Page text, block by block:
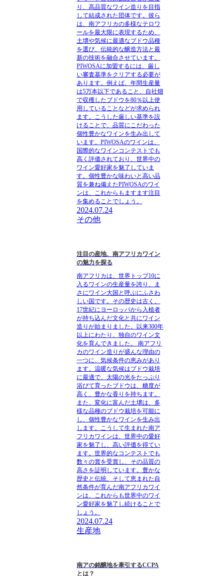
り、高品質なワイン造りを目指
して結成された団体です。彼ら
は、南アフリカの多様なテロワ
ールを最大限に表現するため、
土壌や気候に最適なブドウ品種
を選び、伝統的な醸造方法と最
新の技術を融合させています。
PIWOSAに加盟するには、厳し
い審査基準をクリアする必要が
あります。例えば、年間生産量
は5万本以下であること、自社畑
で収穫したブドウを80％以上使
用していることなどが求められ
ます。こうした厳しい基準を設
けることで、品質にこだわった
個性豊かなワインを生み出して
います。PIWOSAのワインは、
国際的なワインコンテストでも
高く評価されており、世界中の
ワイン愛好家を魅了していま
す。個性豊かな味わいと高い品
質を兼ね備えたPIWOSAのワイ
ンは、これからもますます注目
を集めることでしょう。
2024.07.24
その他
注目の産地、南アフリカワイン
の魅力を探る
南アフリカは、世界トップ10に
入るワインの生産量を誇り、ま
さにワイン大国と呼ぶにふさわ
しい国です。その歴史は古く、
17世紀にヨーロッパから入植者
が持ち込んだ文化と共にワイン
造りが始まりました。以来300年
以上にわたり、独自のワイン文
化を育んできました。 南アフリ
カのワイン造りが盛んな理由の
一つに、気候条件の恵みがあり
ます。温暖な気候はブドウ栽培
に最適で、太陽の光をたっぷり
浴びて育ったブドウは、糖度が
高く、豊かな香りを持ちます。
また、変化に富んだ土壌は、多
様な品種のブドウ栽培を可能に
し、個性豊かなワインを生み出
します。こうして生まれた南ア
フリカワインは、世界中の愛好
家を魅了し、高い評価を得てい
ます。世界的なコンテストでも
数々の賞を受賞し、その品質の
高さを証明しています。豊かな
歴史と伝統、そして恵まれた自
然条件が育んだ南アフリカワイ
ンは、これからも世界中のワイ
ン愛好家を魅了し続けることで
しょう。
2024.07.24
生産地
南アの銘醸地を牽引するCCPA
とは？